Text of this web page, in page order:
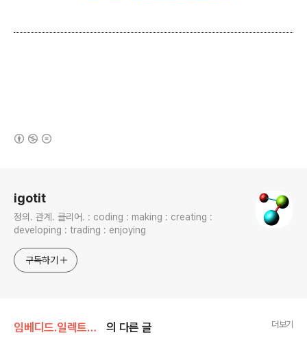
igotit
정의. 관계. 클리어. : coding : making : creating :
developing : trading : enjoying
구독하기
임베디드.일렉트로닉스/STM32 의 다른 글 더보기